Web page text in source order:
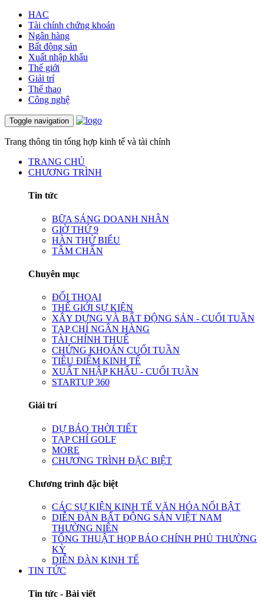
HAC
Tài chính chứng khoán
Ngân hàng
Bất động sản
Xuất nhập khẩu
Thế giới
Giải trí
Thể thao
Công nghệ
Toggle navigation
Trang thông tin tổng hợp kinh tế và tài chính
TRANG CHỦ
CHƯƠNG TRÌNH
Tin tức
BỮA SÁNG DOANH NHÂN
GIỜ THỨ 9
HÀN THỬ BIỂU
TÂM CHẤN
Chuyên mục
ĐỐI THOẠI
THẾ GIỚI SỰ KIỆN
XÂY DỰNG VÀ BẤT ĐỘNG SẢN - CUỐI TUẦN
TẠP CHÍ NGÂN HÀNG
TÀI CHÍNH THUẾ
CHỨNG KHOÁN CUỐI TUẦN
TIÊU ĐIỂM KINH TẾ
XUẤT NHẬP KHẨU - CUỐI TUẦN
STARTUP 360
Giải trí
DỰ BÁO THỜI TIẾT
TẠP CHÍ GOLF
MORE
CHƯƠNG TRÌNH ĐẶC BIỆT
Chương trình đặc biệt
CÁC SỰ KIỆN KINH TẾ VĂN HÓA NỔI BẬT
DIỄN ĐÀN BẤT ĐỘNG SẢN VIỆT NAM
THƯỜNG NIÊN
TỔNG THUẬT HỌP BÁO CHÍNH PHỦ THƯỜNG
KỲ
DIỄN ĐÀN KINH TẾ
TIN TỨC
Tin tức - Bài viết